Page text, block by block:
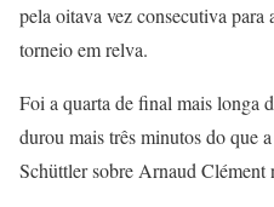
pela oitava vez consecutiva
torneio em relva.
Foi a quarta de final mais longa
durou mais três minutos do que
Schüttler sobre Arnaud Clément